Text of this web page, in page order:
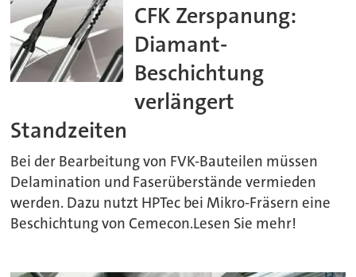
CFK Zerspanung:
Diamant-
Beschichtung
verlängert
Standzeiten
Bei der Bearbeitung von FVK-Bauteilen müssen
Delamination und Faserüberstände vermieden
werden. Dazu nutzt HPTec bei Mikro-Fräsern eine
Beschichtung von Cemecon.Lesen Sie mehr!